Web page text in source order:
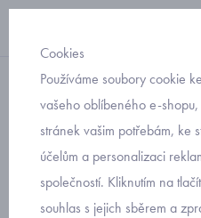
dívčí
Primigi
tenisky
Cookies
Používáme soubory cookie
vašeho oblíbeného e-
stránek vašim potřebám, ke
účelům a personalizaci
společností. Kliknutím na
souhlas s jejich sběrem a